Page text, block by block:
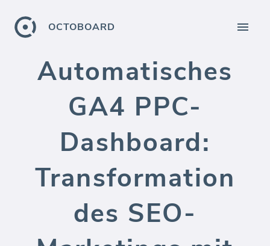
OCTOBOARD
Automatisches
GA4 PPC-
Dashboard:
Transformation
des SEO-